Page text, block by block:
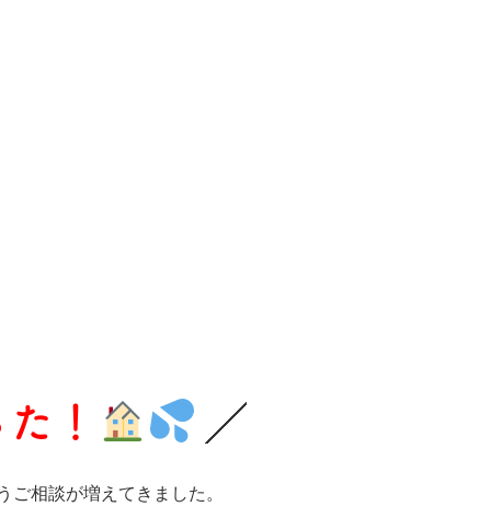
！
ご相談が増えてきました。